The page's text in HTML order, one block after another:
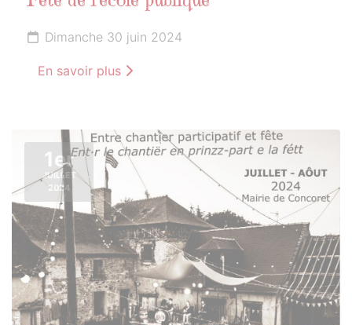
Dimanche 30 juin 2024
En savoir plus
1er
JUILLET
2024